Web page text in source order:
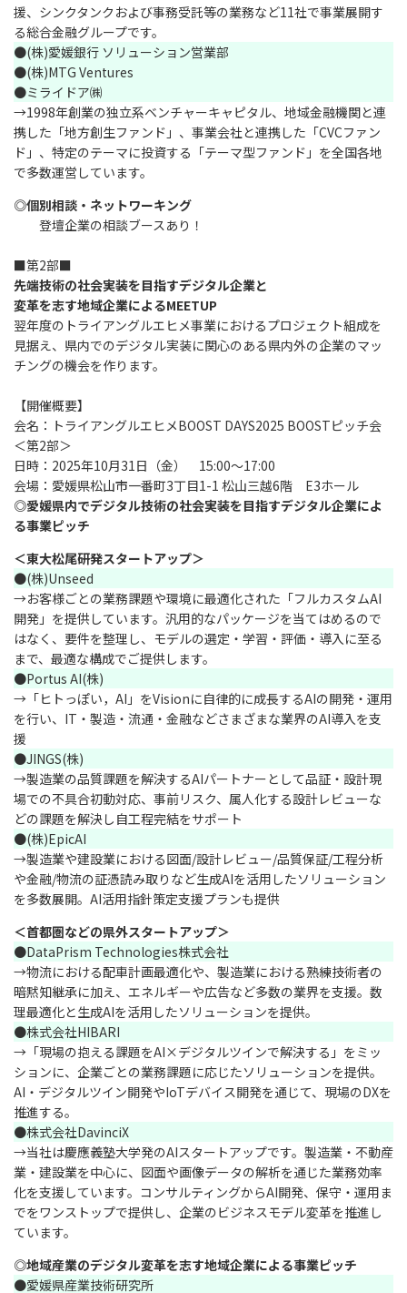
援、シンクタンクおよび事務受託等の業務など11社で事業展開す
る総合金融グループです。
●(株)愛媛銀行 ソリューション営業部
●(株)MTG Ventures
●ミライドア㈱
→1998年創業の独立系ベンチャーキャピタル、地域金融機関と連
携した「地方創生ファンド」、事業会社と連携した「CVCファン
ド」、特定のテーマに投資する「テーマ型ファンド」を全国各地
で多数運営しています。
◎個別相談・ネットワーキング
登壇企業の相談ブースあり！
■第2部■
先端技術の社会実装を目指すデジタル企業と
変革を志す地域企業によるMEETUP
翌年度のトライアングルエヒメ事業におけるプロジェクト組成を
見据え、県内でのデジタル実装に関心のある県内外の企業のマッ
チングの機会を作ります。
【開催概要】
会名：トライアングルエヒメBOOST DAYS2025 BOOSTピッチ会
＜第2部＞
日時：2025年10月31日（金） 15:00～17:00
会場：愛媛県松山市一番町3丁目1-1 松山三越6階 E3ホール
◎愛媛県内でデジタル技術の社会実装を目指すデジタル企業によ
る事業ピッチ
＜東大松尾研発スタートアップ＞
●(株)Unseed
→お客様ごとの業務課題や環境に最適化された「フルカスタムAI
開発」を提供しています。汎用的なパッケージを当てはめるので
はなく、要件を整理し、モデルの選定・学習・評価・導入に至る
まで、最適な構成でご提供します。
●Portus AI(株)
→「ヒトっぽい，AI」をVisionに自律的に成長するAIの開発・運用
を行い、IT・製造・流通・金融などさまざまな業界のAI導入を支
援
●JINGS(株)
→製造業の品質課題を解決するAIパートナーとして品証・設計現
場での不具合初動対応、事前リスク、属人化する設計レビューな
どの課題を解決し自工程完結をサポート
●(株)EpicAI
→製造業や建設業における図面/設計レビュー/品質保証/工程分析
や金融/物流の証憑読み取りなど生成AIを活用したソリューション
を多数展開。AI活用指針策定支援プランも提供
＜首都圏などの県外スタートアップ＞
●DataPrism Technologies株式会社
→物流における配車計画最適化や、製造業における熟練技術者の
暗黙知継承に加え、エネルギーや広告など多数の業界を支援。数
理最適化と生成AIを活用したソリューションを提供。
●株式会社HIBARI
→「現場の抱える課題をAI×デジタルツインで解決する」をミッ
ションに、企業ごとの業務課題に応じたソリューションを提供。
AI・デジタルツイン開発やIoTデバイス開発を通じて、現場のDXを
推進する。
●株式会社DavinciX
→当社は慶應義塾大学発のAIスタートアップです。製造業・不動産
業・建設業を中心に、図面や画像データの解析を通じた業務効率
化を支援しています。コンサルティングからAI開発、保守・運用ま
でをワンストップで提供し、企業のビジネスモデル変革を推進し
ています。
◎地域産業のデジタル変革を志す地域企業による事業ピッチ
●愛媛県産業技術研究所